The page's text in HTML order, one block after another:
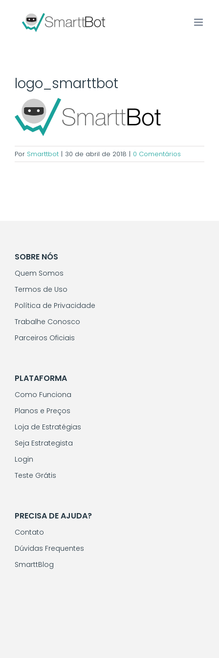
logo_smarttbot
Por Smarttbot | 30 de abril de 2018 | 0 Comentários
SOBRE NÓS
Quem Somos
Termos de Uso
Política de Privacidade
Trabalhe Conosco
Parceiros Oficiais
PLATAFORMA
Como Funciona
Planos e Preços
Loja de Estratégias
Seja Estrategista
Login
Teste Grátis
PRECISA DE AJUDA?
Contato
Dúvidas Frequentes
SmarttBlog